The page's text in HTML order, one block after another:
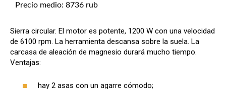
Precio medio: 8736 rub
Sierra circular. El motor es potente, 1200 W con una velocidad
de 6100 rpm. La herramienta descansa sobre la suela. La
carcasa de aleación de magnesio durará mucho tiempo.
Ventajas:
hay 2 asas con un agarre cómodo;